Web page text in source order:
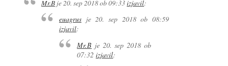
Mr.B je 20. sep 2018 ob 09:33izjavil:
euagrusje20. sep 2018 ob 08:59
izjavil:
Mr.B je 20. sep 2018 ob
07:32 izjavil: